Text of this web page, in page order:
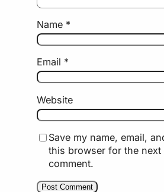
Name *
Email *
Website
Save my name, email,
this browser for the next
comment.